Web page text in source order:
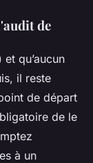
de
qu’aucun
il reste
de départ
de le
à un